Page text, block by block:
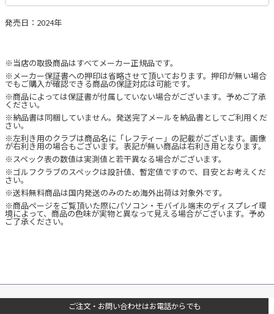
発売日：2024年
※当店の取扱商品はすべてメーカー正規品です。
※メーカー保証書への押印は省略させて頂いております。押印が無い場合
でもご購入が確認できる商品の保証対応は可能です。
※商品によっては保証書が付属していない場合がございます。予めご了承
ください。
※納品書は同梱していません。発送完了メールを納品書としてご利用くだ
さい。
※左利き用のクラブは商品名に「レフティー」の記載がございます。画像
が右利き用の場合もございます。表記が無い商品は右利き用となります。
※スペック表の数値は実測値と若干異なる場合がございます。
※ゴルフクラブのスペックは設計値、暫定値ですので、目安とお考えくだ
さい。
※送料無料商品は国内発送のみのため海外出荷は対象外です。
※商品ページをご覧頂いた際にパソコン・モバイル端末のディスプレイ環
境によって、商品の色味が実物と異なって見える場合がございます。予め
ご了承ください。
ご注文・お問い合わせはお電話からでも